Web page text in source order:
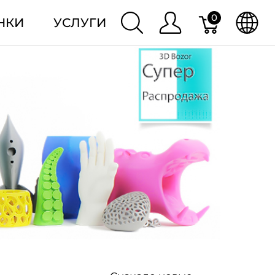
УСЛУГИ 0